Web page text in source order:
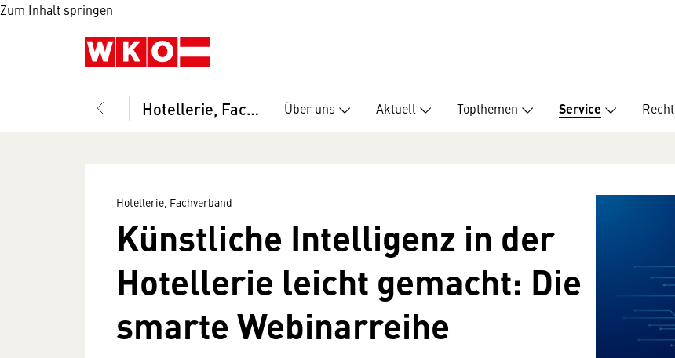
Zum Inhalt springen
Hotellerie, Fachverband Über uns Aktuell Topthemen Service Recht
Hotellerie, Fachverband
Künstliche Intelligenz in der
Hotellerie leicht gemacht: Die
smarte Webinarreihe